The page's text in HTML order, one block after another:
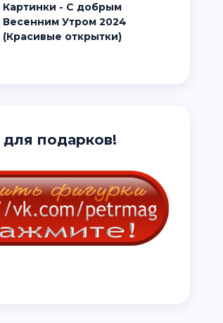
Картинки - С добрым
Весенним Утром 2024
(Красивые открытки)
для подарков!